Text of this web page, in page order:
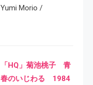
Yumi Morio /
「HQ」菊池桃子 青
春のいじわる 1984